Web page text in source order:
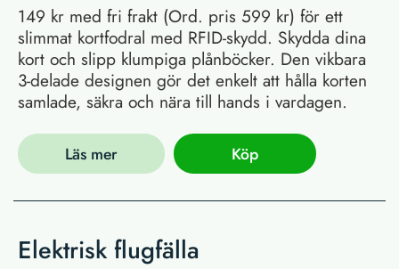
149 kr med fri frakt (Ord. pris 599 kr) för ett
slimmat kortfodral med RFID-skydd. Skydda dina
kort och slipp klumpiga plånböcker. Den vikbara
3-delade designen gör det enkelt att hålla korten
samlade, säkra och nära till hands i vardagen.
Läs mer Köp
Elektrisk flugfälla